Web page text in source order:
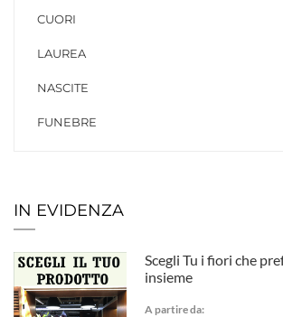
CUORI
LAUREA
NASCITE
FUNEBRE
IN EVIDENZA
Scegli Tu i fiori che
insieme
A partire da: